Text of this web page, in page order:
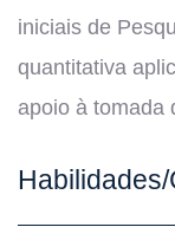
iniciais de
quantitativa
apoio à tomada